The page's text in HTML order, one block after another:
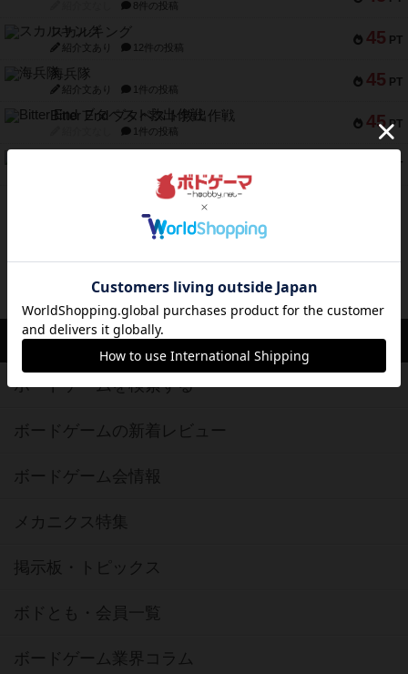
8件の投稿
45 PT
スカルキング
紹介文あり 12件の投稿
45 PT
海兵隊
紹介文あり 1件の投稿
45 PT
Bitter End ブタペスト救出作戦
1件の投稿
PT
10件の投稿
※Apple、Apple のロゴ は、米国および他の国々で登録されたApple Inc.の商標です。
※App Store は、Apple Inc.のサービスマークです。
※Android は、グーグル インコーポレイテッドの商標または登録商標です。
ボドゲーマTOP
ボードゲームを検索する
ボードゲームの新着レビュー
ボードゲーム会情報
メカニクス特集
掲示板・トピックス
ボドとも・会員一覧
ボードゲーム業界コラム